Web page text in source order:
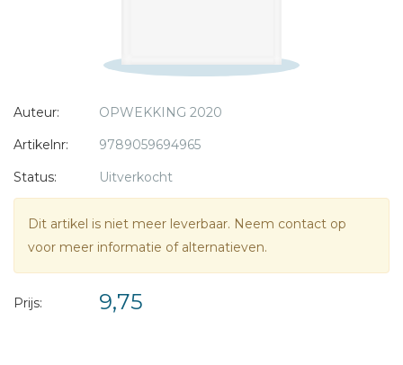
Auteur:
OPWEKKING 2020
Artikelnr:
9789059694965
Status:
Uitverkocht
Dit artikel is niet meer leverbaar. Neem contact op
voor meer informatie of alternatieven.
Prijs: 9,75